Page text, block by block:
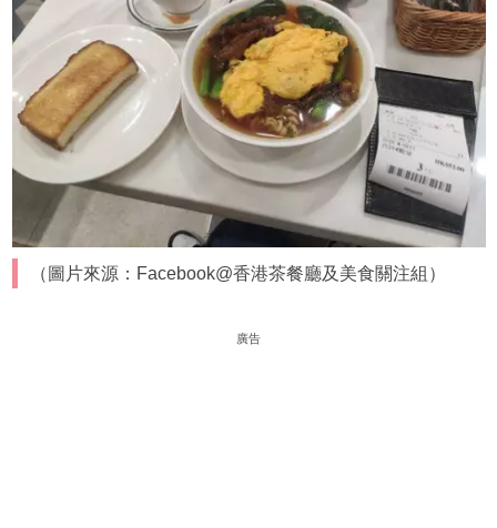
（圖片來源：Facebook@香港茶餐廳及美食關注組）
廣告